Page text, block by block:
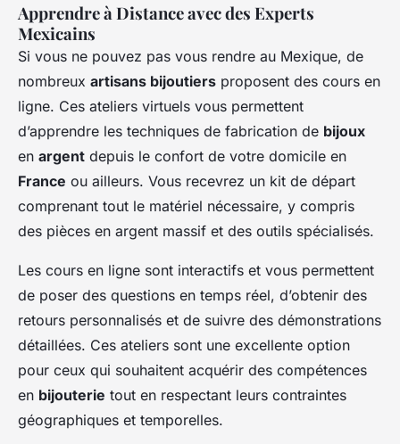
Apprendre à Distance avec des Experts
Mexicains
Si vous ne pouvez pas vous rendre au Mexique, de
nombreux artisans bijoutiers proposent des cours en
ligne. Ces ateliers virtuels vous permettent
d’apprendre les techniques de fabrication de bijoux
en argent depuis le confort de votre domicile en
France ou ailleurs. Vous recevrez un kit de départ
comprenant tout le matériel nécessaire, y compris
des pièces en argent massif et des outils spécialisés.
Les cours en ligne sont interactifs et vous permettent
de poser des questions en temps réel, d’obtenir des
retours personnalisés et de suivre des démonstrations
détaillées. Ces ateliers sont une excellente option
pour ceux qui souhaitent acquérir des compétences
en bijouterie tout en respectant leurs contraintes
géographiques et temporelles.